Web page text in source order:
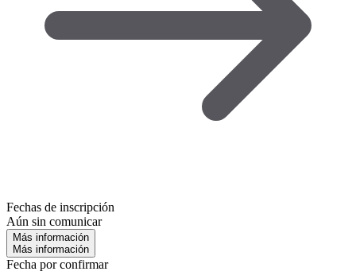
Fechas de inscripción
Aún sin comunicar
Más información
Más información
Fecha por confirmar